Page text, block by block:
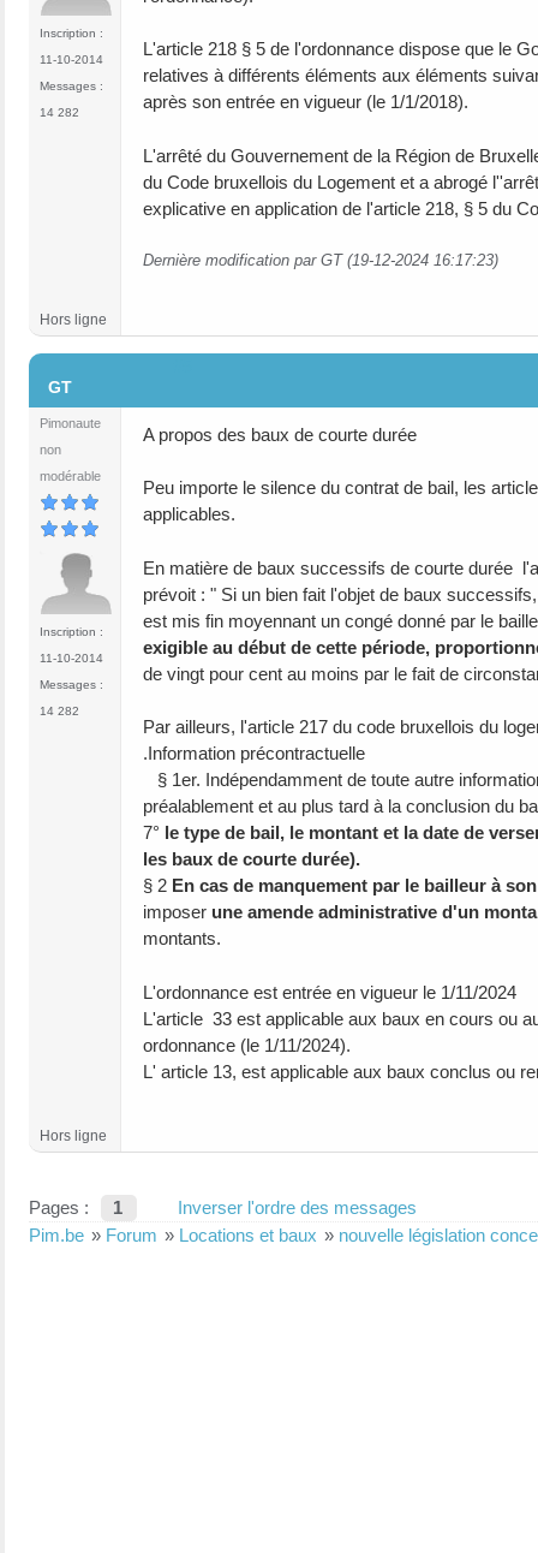
Inscription :
11-10-2014
Messages :
14 282
L'article 218 § 5 de l'ordonnance dispose que le
relatives à différents éléments aux éléments
après son entrée en vigueur (le 1/1/2018).
L'arrêté du Gouvernement de la Région de
du Code bruxellois du Logement et a abrogé
explicative en application de l'article 218, § 5 du
Dernière modification par GT (19-12-2024 16:17:23)
Hors ligne
GT
Pimonaute
non
modérable
Inscription :
11-10-2014
Messages :
14 282
A propos des baux de courte durée
Peu importe le silence du contrat de bail, les
applicables.
En matière de baux successifs de courte durée
prévoit : " Si un bien fait l'objet de baux
est mis fin moyennant un congé donné par le
exigible au début de cette période,
de vingt pour cent au moins par le fait de
Par ailleurs, l'article 217 du code bruxellois du
.Information précontractuelle
§ 1er. Indépendamment de toute autre
préalablement et au plus tard à la conclusion du
7° le type de bail, le montant et la date de
les baux de courte durée).
§ 2 En cas de manquement par le bailleur à
imposer une amende administrative d'un
montants.
L'ordonnance est entrée en vigueur le 1/11/2024
L'article 33 est applicable aux baux en cours ou
ordonnance (le 1/11/2024).
L' article 13, est applicable aux baux conclus ou
Hors ligne
Pages : 1
Inverser l'ordre des messages
Pim.be » Forum » Locations et baux » nouvelle législation